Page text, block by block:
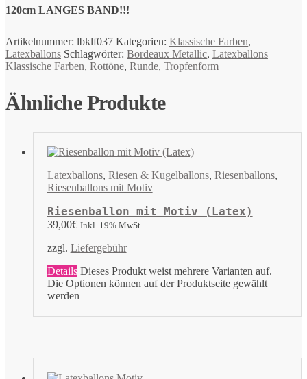
120cm LANGES BAND!!!
Artikelnummer: lbklf037 Kategorien: Klassische Farben,
Latexballons Schlagwörter: Bordeaux Metallic, Latexballons
Klassische Farben, Rottöne, Runde, Tropfenform
Ähnliche Produkte
Latexballons, Riesen & Kugelballons, Riesenballons,
Riesenballons mit Motiv
Riesenballon mit Motiv (Latex)
39,00€ Inkl. 19% MwSt
zzgl. Liefergebühr
Details Dieses Produkt weist mehrere Varianten auf.
Die Optionen können auf der Produktseite gewählt
werden